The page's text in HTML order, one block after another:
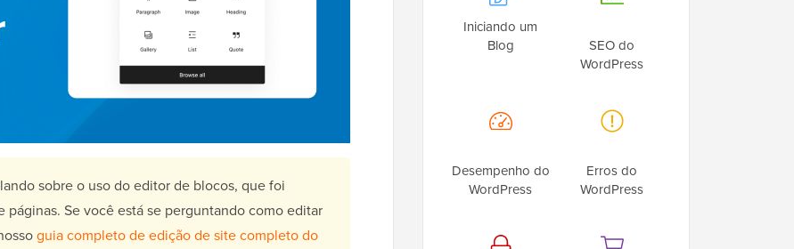
sobre o uso do editor de blocos, que foi
páginas. Se você está se perguntando como editar
guia completo de edição de site completo do
Iniciando um
Blog
SEO do
WordPress
Desempenho do
WordPress
Erros do
WordPress